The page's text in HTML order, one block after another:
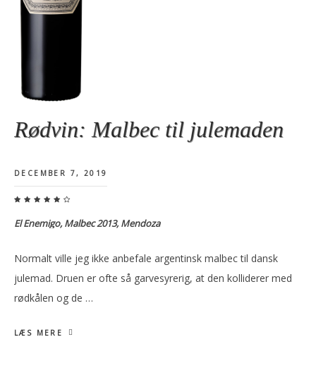
Rødvin: Malbec til julemaden
DECEMBER 7, 2019
El Enemigo, Malbec 2013, Mendoza
Normalt ville jeg ikke anbefale argentinsk malbec til dansk
julemad. Druen er ofte så garvesyrerig, at den kolliderer med
rødkålen og de …
LÆS MERE